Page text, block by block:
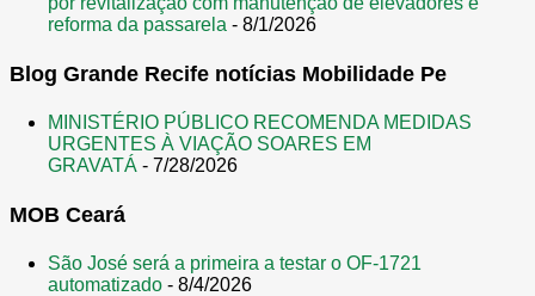
reforma da passarela - 8/1/2026
Blog Grande Recife notícias Mobilidade Pe
MINISTÉRIO PÚBLICO RECOMENDA MEDIDAS
URGENTES À VIAÇÃO SOARES EM
GRAVATÁ - 7/28/2026
MOB Ceará
São José será a primeira a testar o OF-1721
automatizado - 8/4/2026